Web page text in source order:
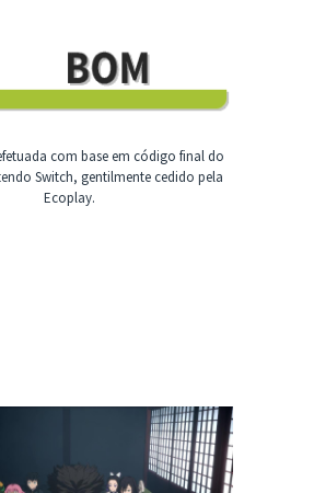
com base em código final do
Switch, gentilmente cedido pela
Ecoplay.